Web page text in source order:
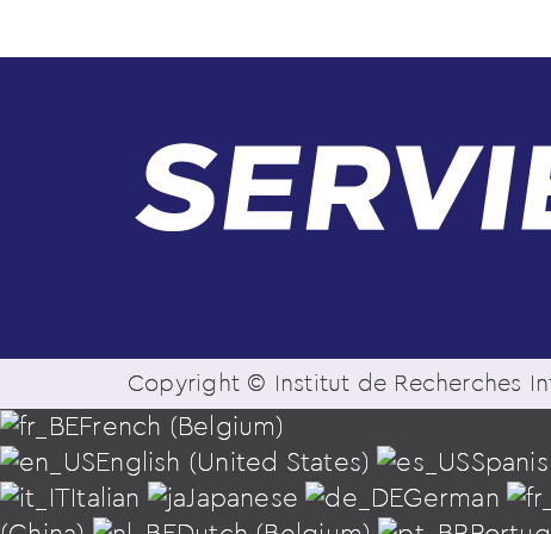
Copyright © Institut de Recherches
French (Belgium)
English (United States)
Italian
Japanese German